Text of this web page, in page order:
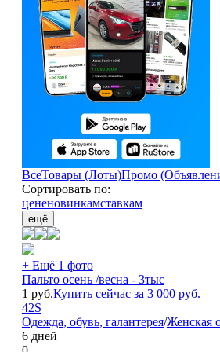
ВсеТовары (Лоты)Промо
Сортировать по:
цененовинкамставкам
ещё
+ Ещё 1 фото
Пальто осень /весна - 3тыс
1 руб.Купить сейчас за 3 000 руб.
42S
Одежда, обувь, галантерея/Женская
6 дней